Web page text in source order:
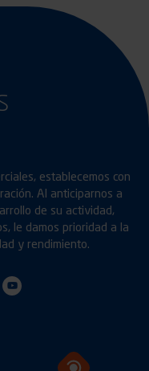
establecemos con
Al anticiparnos a
de su actividad,
le damos prioridad a la
y rendimiento.